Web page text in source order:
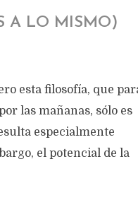
A LO MISMO)
esta filosofía, que
las mañanas, sólo es
especialmente
el potencial de la